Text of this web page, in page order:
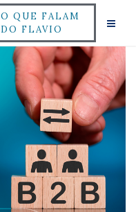
O QUE FALAM
DO FLAVIO